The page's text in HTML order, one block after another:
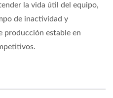
la vida útil del equipo,
de inactividad y
producción estable en